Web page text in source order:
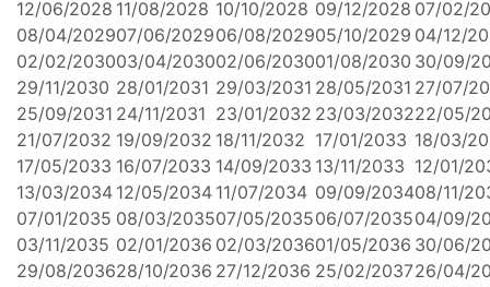
12/06/2028 11/08/2028 10/10/2028 09/12/2028 07/02/
08/04/202907/06/202906/08/202905/10/2029 04/12/
02/02/203003/04/203002/06/203001/08/2030 30/09/
29/11/2030 28/01/2031 29/03/2031 28/05/2031 27/07/
25/09/2031 24/11/2031 23/01/2032 23/03/203222/05/
21/07/2032 19/09/2032 18/11/2032 17/01/2033 18/03/
17/05/2033 16/07/2033 14/09/2033 13/11/2033 12/01/
13/03/2034 12/05/2034 11/07/2034 09/09/203408/11/
07/01/2035 08/03/203507/05/203506/07/203504/09/
03/11/2035 02/01/2036 02/03/203601/05/2036 30/06/
29/08/203628/10/2036 27/12/2036 25/02/203726/04/